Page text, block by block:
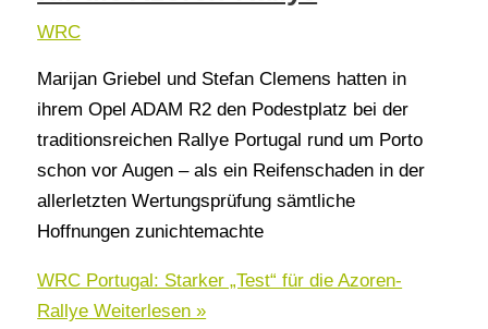
WRC
Marijan Griebel und Stefan Clemens hatten in
ihrem Opel ADAM R2 den Podestplatz bei der
traditionsreichen Rallye Portugal rund um Porto
schon vor Augen – als ein Reifenschaden in der
allerletzten Wertungsprüfung sämtliche
Hoffnungen zunichtemachte
WRC Portugal: Starker „Test“ für die Azoren-
Rallye Weiterlesen »